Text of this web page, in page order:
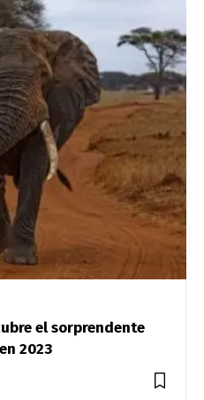
el sorprendente
2023